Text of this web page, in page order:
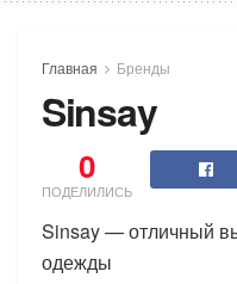
Главная Бренды
Sinsay
0
ПОДЕЛИЛИСЬ
Sinsay — отличный
одежды